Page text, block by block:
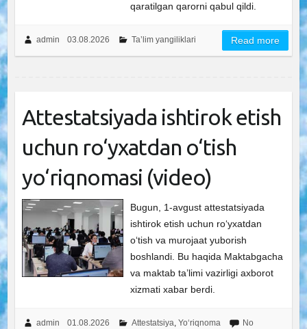
qaratilgan qarorni qabul qildi.
admin 03.08.2026 Ta’lim yangiliklari Read more
Attestatsiyada ishtirok etish
uchun ro‘yxatdan o‘tish
yo‘riqnomasi (video)
Bugun, 1-avgust attestatsiyada
ishtirok etish uchun ro‘yxatdan
o‘tish va murojaat yuborish
boshlandi. Bu haqida Maktabgacha
va maktab ta’limi vazirligi axborot
xizmati xabar berdi.
admin 01.08.2026 Attestatsiya, Yo‘riqnoma
No